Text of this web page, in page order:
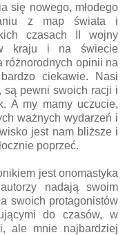
się nowego, młodego
z map świata i
czasach II wojny
kraju i na świecie
różnorodnych opinii na
ciekawie. Nasi
są pewni swoich racji i
A my mamy uczucie,
ważnych wydarzeń i
jest nam bliższe i
poprzeć.
jest onomastyka
nadają swoim
swoich protagonistów
do czasów, w
ale mnie najbardziej